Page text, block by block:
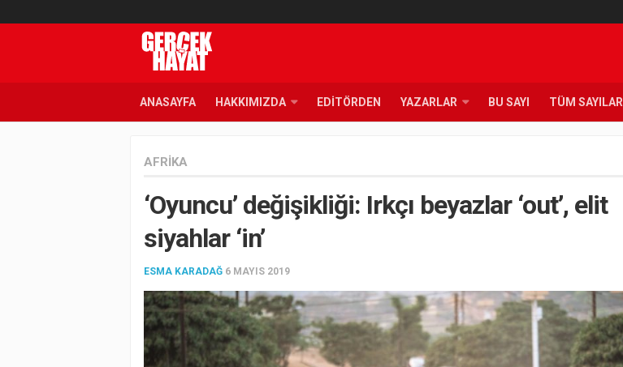
ANASAYFA HAKKIMIZDA EDITÖRDEN YAZARLAR BU SAYI TÜM SAYILAR
AFRIKA
‘Oyuncu’ değişikliği: Irkçı beyazlar ‘out’, elit
siyahlar ‘in’
ESMA KARADAĞ 6 MAYIS 2019